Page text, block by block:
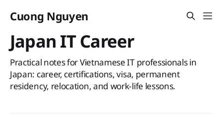
Cuong Nguyen
Japan IT Career
Practical notes for Vietnamese IT professionals in
Japan: career, certifications, visa, permanent
residency, relocation, and work-life lessons.